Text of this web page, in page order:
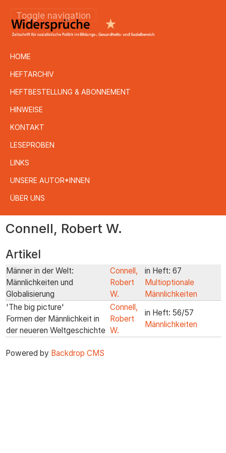
Toggle navigation
HOME
HEFTARCHIV
HEFTBESTELLUNG & ABONNEMENT
HINWEISE
KONTAKT
LESEPROBEN
LINKS
UNSERE AUTOR*INNEN
ÜBER UNS
zum
Connell, Robert W.
Artikel
Männer in der Welt:
Männlichkeiten und
Globalisierung
Connell,
Robert
W.
in Heft: 67
Multioptionale
Männlichkeiten
'The big picture'
Formen der Männlichkeit in
der neueren Weltgeschichte
Connell,
Robert
W.
in Heft: 56/57
Männlichkeiten
Powered by Backdrop CMS